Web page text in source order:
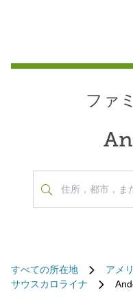
ファ
すべての所在地
アメ
サウスカロライナ